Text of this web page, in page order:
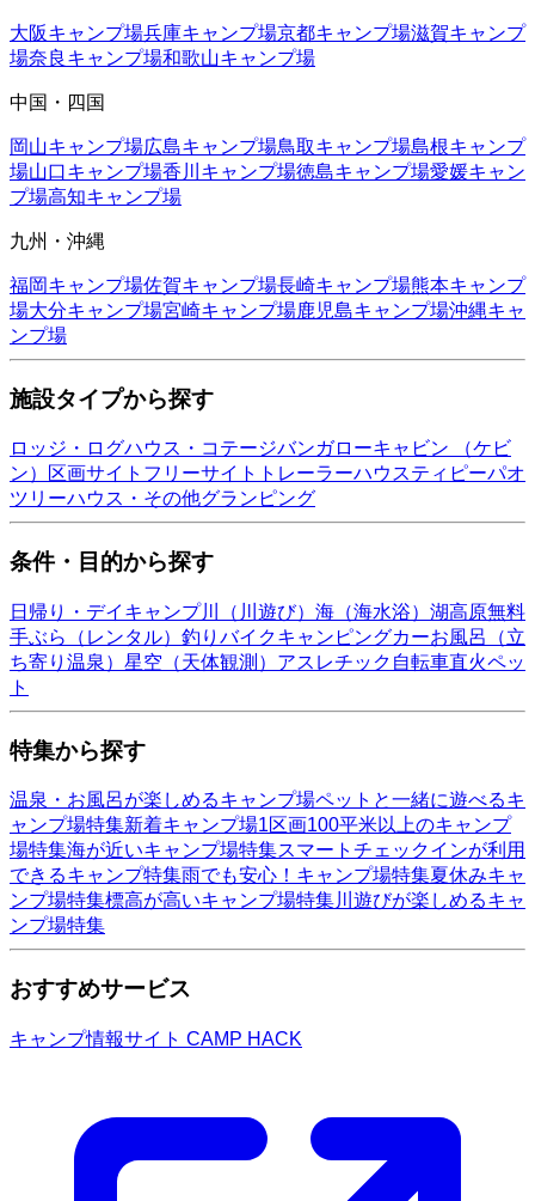
大阪キャンプ場兵庫キャンプ場京都キャンプ場滋賀キャンプ
場奈良 キャンプ場和歌山キャンプ場
中国・四国
岡山キャンプ場広島キャンプ場鳥取キャンプ場島根キャンプ
場山口キャンプ場香川 キャンプ場徳島キャンプ場愛媛キャン
プ場高知キャンプ場
九州・沖縄
福岡キャンプ場佐賀キャンプ場長崎キャンプ場熊本キャンプ
場大分キャンプ場宮崎キャンプ場鹿児島キャンプ場沖縄キャ
ンプ場
施設タイプから探す
ロッジ・ログハウス・コテージバンガローキャビン （ケビ
ン）
区画サイト フリーサイト トレーラーハウスティピーパオ
ツリーハウス・その他グランピング
条件・目的から探す
日帰り・デイキャンプ川（川遊び） 海（海水浴） 湖高原無料
手ぶら（レンタル） 釣り バイクキャンピングカーお風呂（立
ち寄り温泉） 星空（天体観測） アスレチック 自転車直火ペッ
ト
特集から探す
温泉・お風呂が楽しめるキャンプ場ペットと一緒に遊べるキ
ャンプ場特集新着キャンプ場1区画100平米以上のキャンプ
場特集海が近いキャンプ場特集スマートチェックインが利用
できるキャンプ特集雨でも安心！キャンプ場特集夏休みキャ
ンプ場特集標高が高いキャンプ場特集川遊びが楽しめるキャ
ンプ場特集
おすすめサービス
キャンプ情報サイト CAMP HACK